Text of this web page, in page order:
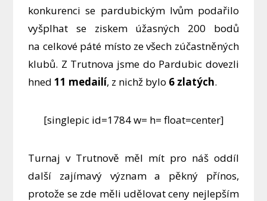
konkurenci se pardubickým lvům podařilo
vyšplhat se ziskem úžasných 200 bodů
na celkové páté místo ze všech zúčastněných
klubů. Z Trutnova jsme do Pardubic dovezli
hned11 medailí, z nichž bylo 6 zlatých.
[singlepic id=1784 w= h= float=center]
Turnaj v Trutnově měl mít pro náš oddíl
další zajímavý význam a pěkný přínos,
protože se zde měli udělovat ceny nejlepším